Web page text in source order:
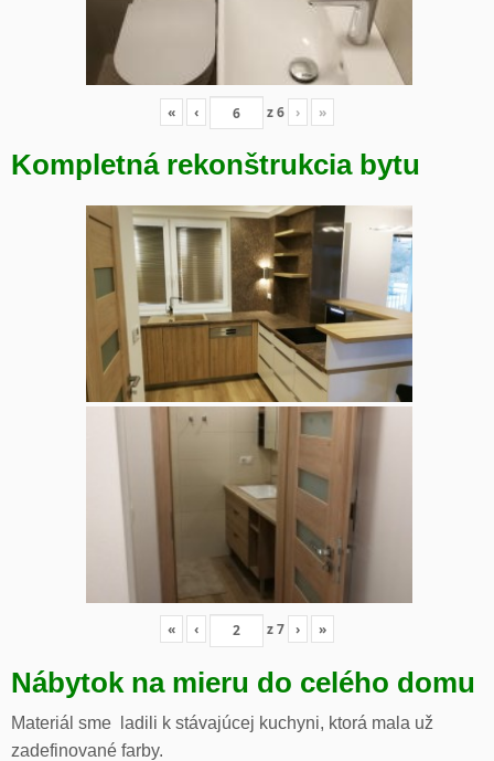
« ‹ z6 › »
Kompletná rekonštrukcia bytu
« ‹ z7 › »
Nábytok na mieru do celého domu
Materiál sme ladili k stávajúcej kuchyni, ktorá mala už
zadefinované farby.